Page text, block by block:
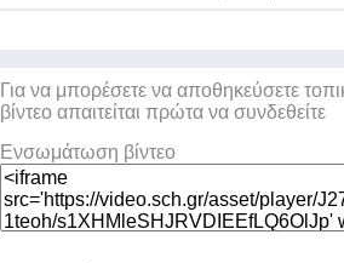
Για να μπορέσετε να αποθηκεύσετε
βίντεο απαιτείται πρώτα να συνδεθείτε
Ενσωμάτωση βίντεο